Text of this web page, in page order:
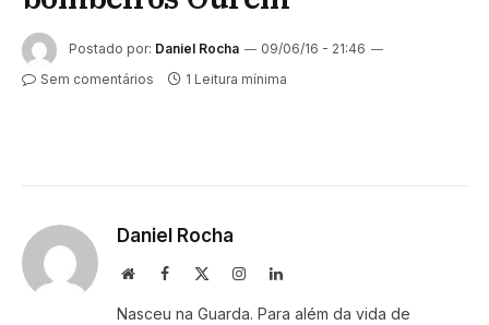
Postado por: Daniel Rocha
09/06/16 - 21:46
Sem comentários
1 Leitura mínima
Daniel Rocha
WebsiteFacebook InstagramLinkedIn
Nasceu na Guarda. Para além da vida de